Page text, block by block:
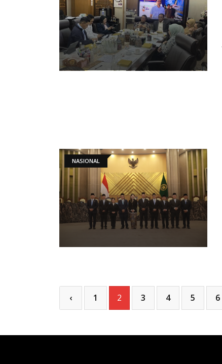
NASIONAL
‹ 1 2 3 4 5 6